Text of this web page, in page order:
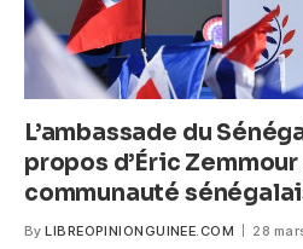
L’ambassade du
propos d’Éric Zemmour
communauté
By LIBREOPINIONGUINEE.COM 28